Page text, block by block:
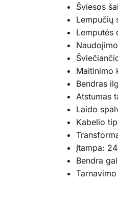
Šviesos
Lempučių
Lemputės
Maitinimo
Bendras
Atstumas
Laido
Kabelio
Įtampa:
Bendra